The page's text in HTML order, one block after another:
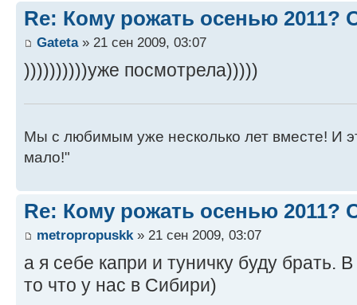
Re: Кому рожать осенью 2011?
Gateta» 21 сен 2009, 03:07
))))))))))уже посмотрела)))))
Мы с любимым уже несколько лет вместе! И
мало!"
Re: Кому рожать осенью 2011?
metropropuskk » 21 сен 2009, 03:07
а я себе капри и туничку буду брать.
то что у нас в Сибири)